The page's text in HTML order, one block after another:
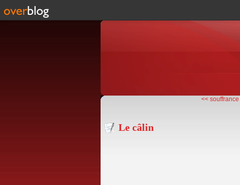
<< souffrance
Le câlin